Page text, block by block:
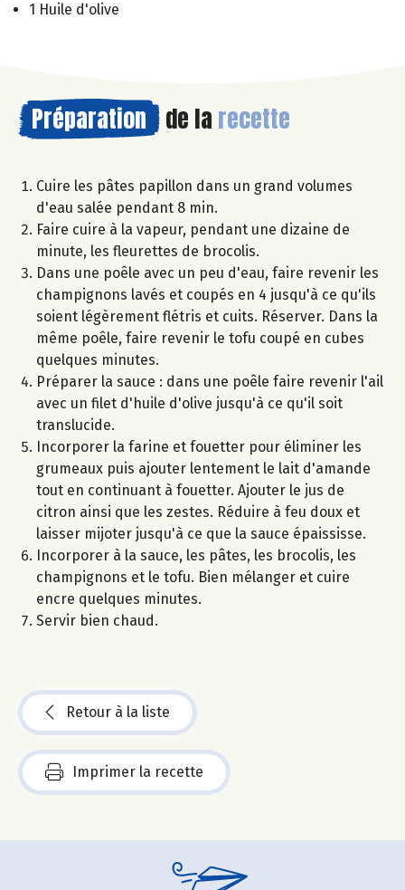
1 Huile d'olive
Préparation de la recette
Cuire les pâtes papillon dans un grand volumes
d'eau salée pendant 8 min.
Faire cuire à la vapeur, pendant une dizaine de
minute, les fleurettes de brocolis.
Dans une poêle avec un peu d'eau, faire revenir les
champignons lavés et coupés en 4 jusqu'à ce qu'ils
soient légèrement flétris et cuits. Réserver. Dans la
même poêle, faire revenir le tofu coupé en cubes
quelques minutes.
Préparer la sauce : dans une poêle faire revenir l'ail
avec un filet d'huile d'olive jusqu'à ce qu'il soit
translucide.
Incorporer la farine et fouetter pour éliminer les
grumeaux puis ajouter lentement le lait d'amande
tout en continuant à fouetter. Ajouter le jus de
citron ainsi que les zestes. Réduire à feu doux et
laisser mijoter jusqu'à ce que la sauce épaississe.
Incorporer à la sauce, les pâtes, les brocolis, les
champignons et le tofu. Bien mélanger et cuire
encre quelques minutes.
Servir bien chaud.
Retour à la liste
Imprimer la recette